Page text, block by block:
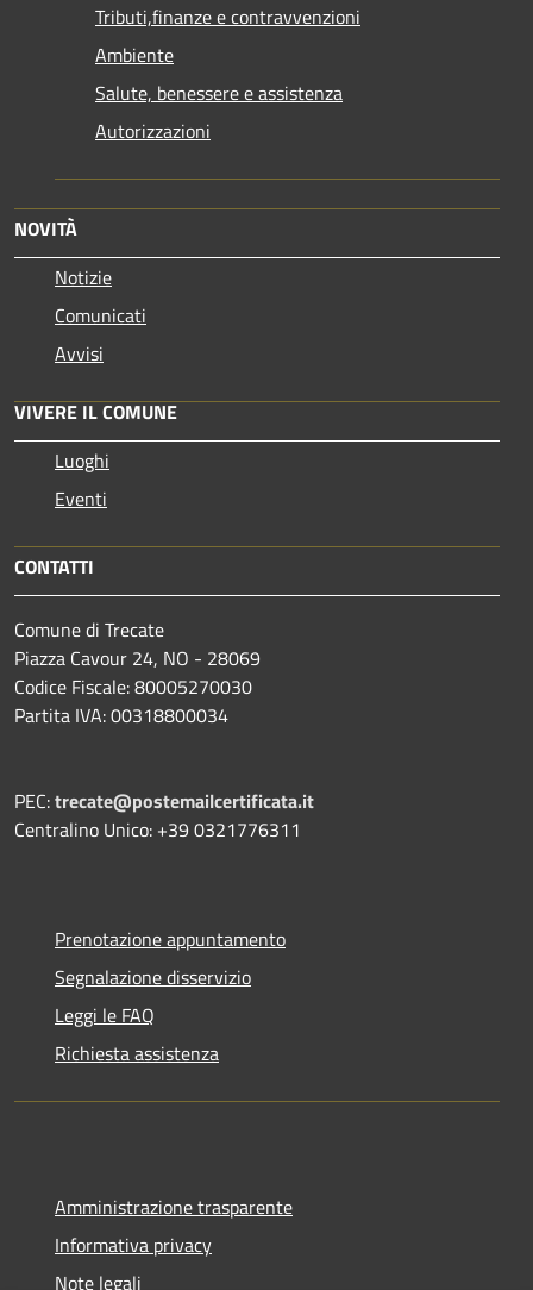
Tributi,finanze e contravvenzioni
Ambiente
Salute, benessere e assistenza
Autorizzazioni
NOVITÀ
Notizie
Comunicati
Avvisi
VIVERE IL COMUNE
Luoghi
Eventi
CONTATTI
Comune di Trecate
Piazza Cavour 24, NO - 28069
Codice Fiscale: 80005270030
Partita IVA: 00318800034
PEC:trecate@postemailcertificata.it
Centralino Unico: +39 0321776311
Prenotazione appuntamento
Segnalazione disservizio
Leggi le FAQ
Richiesta assistenza
Amministrazione trasparente
Informativa privacy
Note legali